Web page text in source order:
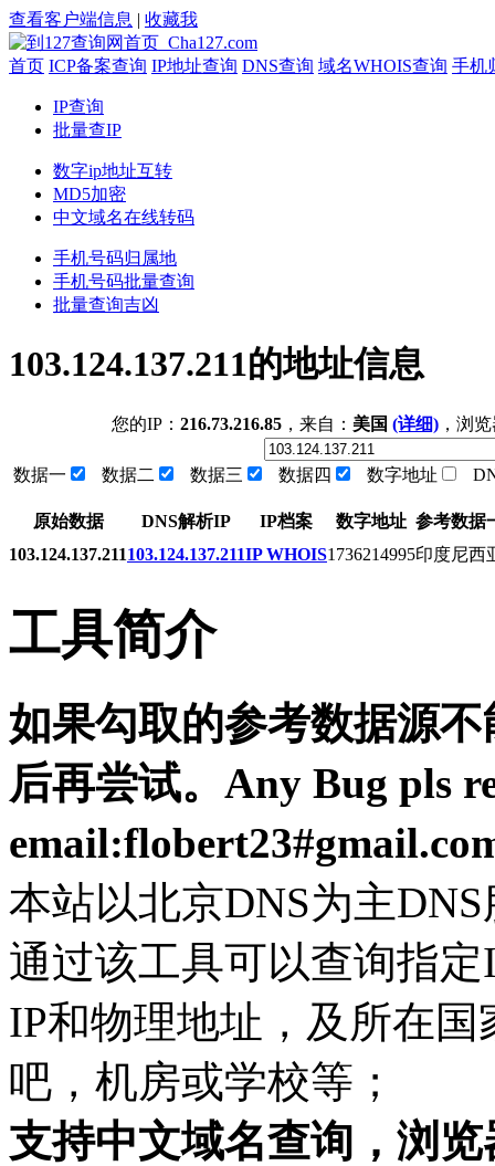
查看客户端信息 | 收藏我
首页 ICP备案查询 IP地址查询 DNS查询 域名WHOIS查询 手机
IP查询
批量查IP
数字ip地址互转
MD5加密
中文域名在线转码
手机号码归属地
手机号码批量查询
批量查询吉凶
103.124.137.211的地址信息
您的IP： 216.73.216.85 ，来自： 美国 (详细) ，浏
数据一 数据二 数据三 数据四 数字地址
原始数据 DNS解析IP IP档案 数字地址 参考数据
103.124.137.211103.124.137.211IP WHOIS1736214995印度尼西
工具简介
如果勾取的参考数据源
后再尝试。Any Bug pls
本站以北京DNS为主
通过该工具可以查询指
IP和物理地址，及所在
吧，机房或学校等；
支持中文域名查询，浏